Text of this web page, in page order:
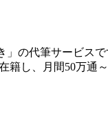
の代筆サービス
し、月間50万通